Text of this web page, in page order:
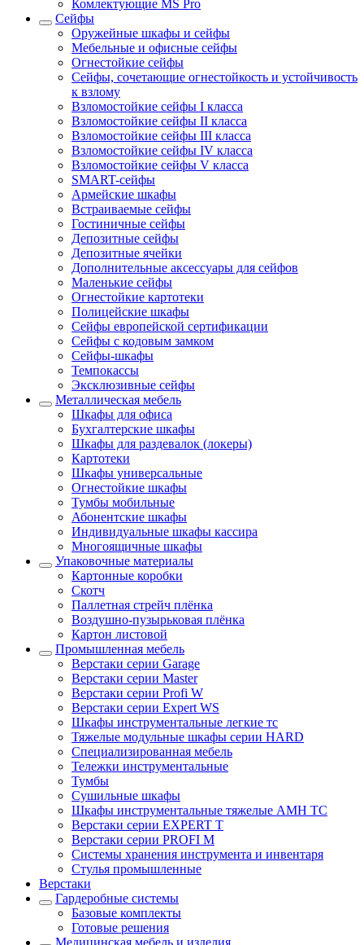
Комлектующие MS Pro
Сейфы
Оружейные шкафы и сейфы
Мебельные и офисные сейфы
Огнестойкие сейфы
Сейфы, сочетающие огнестойкость и устойчивость
к взлому
Взломостойкие сейфы I класса
Взломостойкие сейфы II класса
Взломостойкие сейфы III класса
Взломостойкие сейфы IV класса
Взломостойкие сейфы V класса
SMART-сейфы
Армейские шкафы
Встраиваемые сейфы
Гостиничные сейфы
Депозитные сейфы
Депозитные ячейки
Дополнительные аксессуары для сейфов
Маленькие сейфы
Огнестойкие картотеки
Полицейские шкафы
Сейфы европейской сертификации
Сейфы с кодовым замком
Сейфы-шкафы
Темпокассы
Эксклюзивные сейфы
Металлическая мебель
Шкафы для офиса
Бухгалтерские шкафы
Шкафы для раздевалок (локеры)
Картотеки
Шкафы универсальные
Огнестойкие шкафы
Тумбы мобильные
Абонентские шкафы
Индивидуальные шкафы кассира
Многоящичные шкафы
Упаковочные материалы
Картонные коробки
Скотч
Паллетная стрейч плёнка
Воздушно-пузырьковая плёнка
Картон листовой
Промышленная мебель
Верстаки серии Garage
Верстаки серии Master
Верстаки серии Profi W
Верстаки серии Expert WS
Шкафы инструментальные легкие тс
Тяжелые модульные шкафы серии HARD
Cпециализированная мебель
Тележки инструментальные
Тумбы
Cушильные шкафы
Шкафы инструментальные тяжелые AMH TC
Верстаки серии EXPERT T
Верстаки серии PROFI M
Системы хранения инструмента и инвентаря
Стулья промышленные
Верстаки
Гардеробные системы
Базовые комплекты
Готовые решения
Медицинская мебель и изделия